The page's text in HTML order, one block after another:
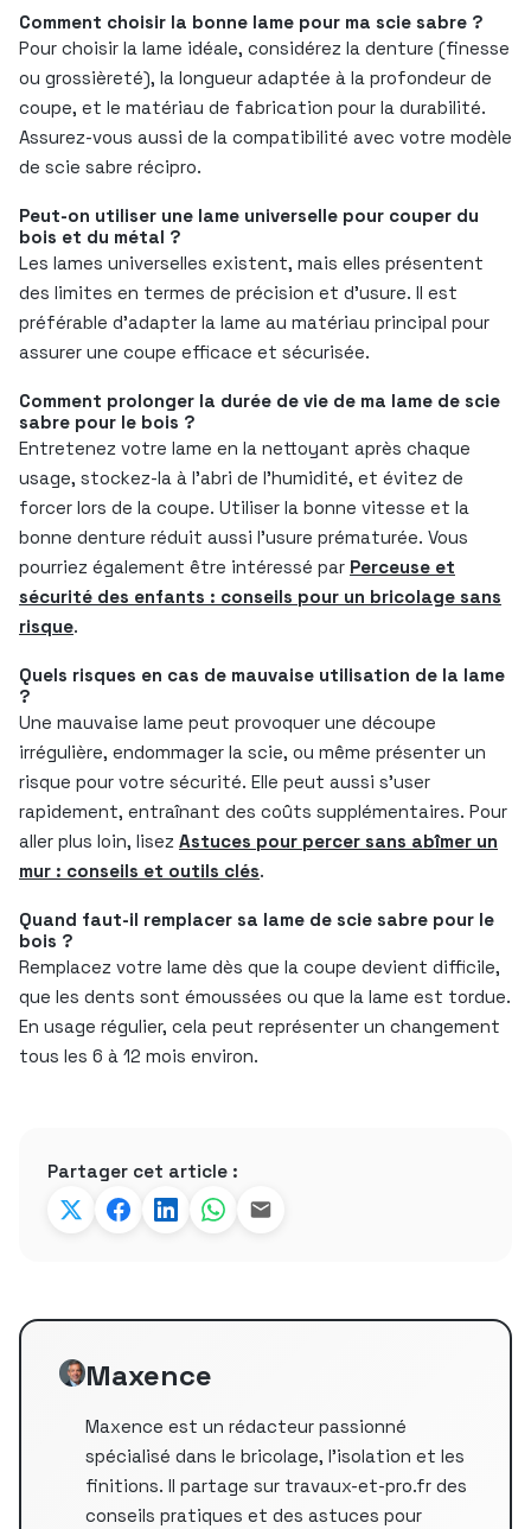
Comment choisir la bonne lame pour ma scie sabre ?
Pour choisir la lame idéale, considérez la denture (finesse
ou grossièreté), la longueur adaptée à la profondeur de
coupe, et le matériau de fabrication pour la durabilité.
Assurez-vous aussi de la compatibilité avec votre modèle
de scie sabre récipro.
Peut-on utiliser une lame universelle pour couper du
bois et du métal ?
Les lames universelles existent, mais elles présentent
des limites en termes de précision et d’usure. Il est
préférable d’adapter la lame au matériau principal pour
assurer une coupe efficace et sécurisée.
Comment prolonger la durée de vie de ma lame de scie
sabre pour le bois ?
Entretenez votre lame en la nettoyant après chaque
usage, stockez-la à l’abri de l’humidité, et évitez de
forcer lors de la coupe. Utiliser la bonne vitesse et la
bonne denture réduit aussi l’usure prématurée. Vous
pourriez également être intéressé par Perceuse et
sécurité des enfants : conseils pour un bricolage sans
risque.
Quels risques en cas de mauvaise utilisation de la lame
?
Une mauvaise lame peut provoquer une découpe
irrégulière, endommager la scie, ou même présenter un
risque pour votre sécurité. Elle peut aussi s’user
rapidement, entraînant des coûts supplémentaires. Pour
aller plus loin, lisez Astuces pour percer sans abîmer un
mur : conseils et outils clés.
Quand faut-il remplacer sa lame de scie sabre pour le
bois ?
Remplacez votre lame dès que la coupe devient difficile,
que les dents sont émoussées ou que la lame est tordue.
En usage régulier, cela peut représenter un changement
tous les 6 à 12 mois environ.
Partager cet article :
Maxence
Maxence est un rédacteur passionné
spécialisé dans le bricolage, l'isolation et les
finitions. Il partage sur travaux-et-pro.fr des
conseils pratiques et des astuces pour